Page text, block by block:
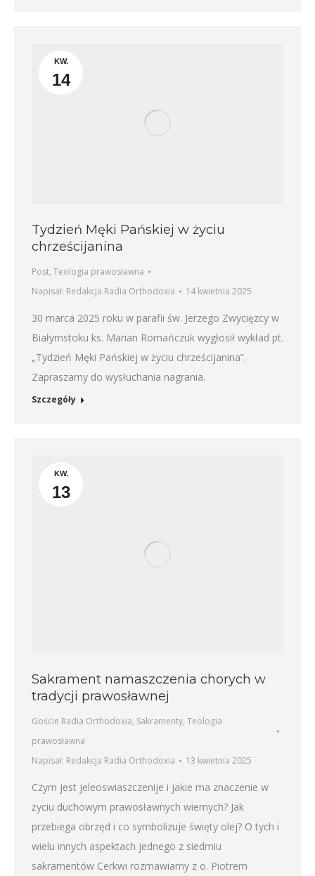
KW.
14
Tydzień Męki Pańskiej w życiu
chrześcijanina
Post, Teologia prawosławna
Napisał: Redakcja Radia Orthodoxia 14 kwietnia 2025
30 marca 2025 roku w parafii św. Jerzego Zwycięzcy w
Białymstoku ks. Marian Romańczuk wygłosił wykład pt.
„Tydzień Męki Pańskiej w życiu chrześcijanina”.
Zapraszamy do wysłuchania nagrania.
Szczegóły
KW.
13
Sakrament namaszczenia chorych w
tradycji prawosławnej
Goście Radia Orthodoxia, Sakramenty, Teologia
prawosławna
Napisał: Redakcja Radia Orthodoxia 13 kwietnia 2025
Czym jest jeleoswiaszczenije i jakie ma znaczenie w
życiu duchowym prawosławnych wiernych? Jak
przebiega obrzęd i co symbolizuje święty olej? O tych i
wielu innych aspektach jednego z siedmiu
sakramentów Cerkwi rozmawiamy z o. Piotrem